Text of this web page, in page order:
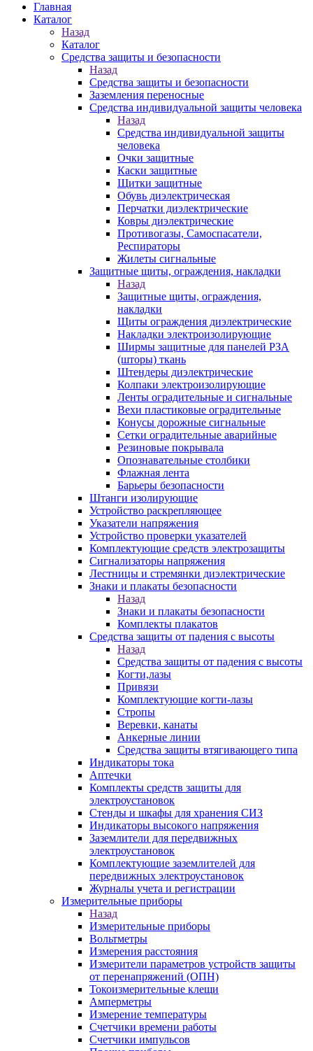
Главная
Каталог
Назад
Каталог
Средства защиты и безопасности
Назад
Средства защиты и безопасности
Заземления переносные
Средства индивидуальной защиты человека
Назад
Средства индивидуальной защиты
человека
Очки защитные
Каски защитные
Щитки защитные
Обувь диэлектрическая
Перчатки диэлектрические
Ковры диэлектрические
Противогазы, Самоспасатели,
Респираторы
Жилеты сигнальные
Защитные щиты, ограждения, накладки
Назад
Защитные щиты, ограждения,
накладки
Щиты ограждения диэлектрические
Накладки электроизолирующие
Ширмы защитные для панелей РЗА
(шторы) ткань
Штендеры диэлектрические
Колпаки электроизолирующие
Ленты оградительные и сигнальные
Вехи пластиковые оградительные
Конусы дорожные сигнальные
Сетки оградительные аварийные
Резиновые покрывала
Опознавательные столбики
Флажная лента
Барьеры безопасности
Штанги изолирующие
Устройство раскрепляющее
Указатели напряжения
Устройство проверки указателей
Комплектующие средств электрозащиты
Сигнализаторы напряжения
Лестницы и стремянки диэлектрические
Знаки и плакаты безопасности
Назад
Знаки и плакаты безопасности
Комплекты плакатов
Средства защиты от падения с высоты
Назад
Средства защиты от падения с высоты
Когти,лазы
Привязи
Комплектующие когти-лазы
Стропы
Веревки, канаты
Анкерные линии
Средства защиты втягивающего типа
Индикаторы тока
Аптечки
Комплекты средств защиты для
электроустановок
Стенды и шкафы для хранения СИЗ
Индикаторы высокого напряжения
Заземлители для передвижных
электроустановок
Комплектующие заземлителей для
передвижных электроустановок
Журналы учета и регистрации
Измерительные приборы
Назад
Измерительные приборы
Вольтметры
Измерения расстояния
Измерители параметров устройств защиты
от перенапряжений (ОПН)
Токоизмерительные клещи
Амперметры
Измерение температуры
Счетчики времени работы
Счетчики импульсов